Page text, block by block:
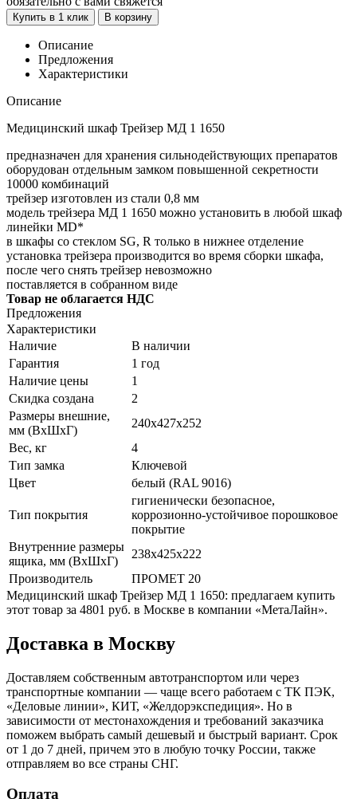
Купить в 1 клик В корзину
Описание
Предложения
Характеристики
Описание
Медицинский шкаф Трейзер МД 1 1650
предназначен для хранения сильнодействующих препаратов
оборудован отдельным замком повышенной секретности
10000 комбинаций
трейзер изготовлен из стали 0,8 мм
модель трейзера MД 1 1650 можно установить в любой шкаф
линейки MD*
в шкафы со стеклом SG, R только в нижнее отделение
установка трейзера производится во время сборки шкафа,
после чего снять трейзер невозможно
поставляется в собранном виде
Товар не облагается НДС
Предложения
Характеристики
Наличие
В наличии
Гарантия
1 год
Наличие цены
1
Скидка создана
2
Размеры внешние,
мм (ВхШхГ)
240x427x252
Вес, кг
4
Тип замка
Ключевой
Цвет
белый (RAL 9016)
Тип покрытия
гигиенически безопасное,
коррозионно-устойчивое порошковое
покрытие
Внутренние размеры
ящика, мм (ВхШхГ)
238х425х222
Производитель
ПРОМЕТ 20
Медицинский шкаф Трейзер МД 1 1650: предлагаем купить
этот товар за 4801 руб. в Москве в компании «МетаЛайн».
Доставка в Москву
Доставляем собственным автотранспортом или через
транспортные компании — чаще всего работаем с ТК ПЭК,
«Деловые линии», КИТ, «Желдорэкспедиция». Но в
зависимости от местонахождения и требований заказчика
поможем выбрать самый дешевый и быстрый вариант. Срок
от 1 до 7 дней, причем это в любую точку России, также
отправляем во все страны СНГ.
Оплата